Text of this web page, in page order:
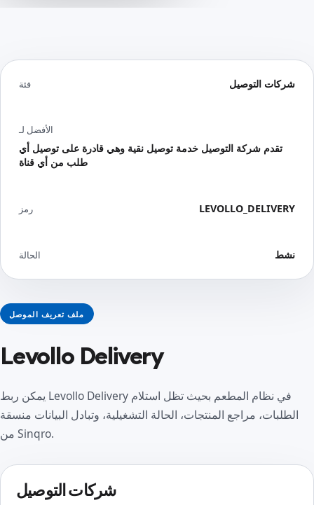
ملف تعريف الموصل
Levollo Delivery
يمكن ربط Levollo Delivery في نظام المطعم بحيث تظل استلام
الطلبات، مراجع المنتجات، الحالة التشغيلية، وتبادل البيانات منسقة
من Sinqro.
شركات التوصيل
فئة شركات التوصيل
الأفضل لـ
تقدم شركة التوصيل خدمة توصيل نقية وهي قادرة على توصيل أي
طلب من أي قناة
رمز LEVOLLO_DELIVERY
الحالة نشط